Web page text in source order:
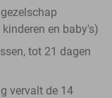
en baby's)
tot 21 dagen
vervalt de 14